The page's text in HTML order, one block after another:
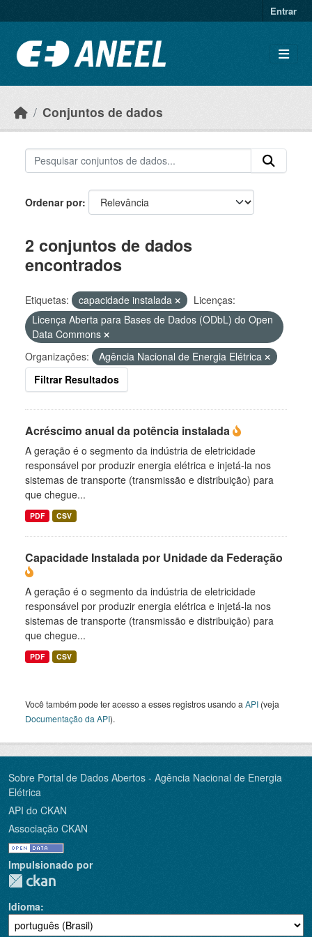
Entrar
Conjuntos de dados
Ordenar por
2 conjuntos de dados
encontrados
Etiquetas: capacidade instalada
Licenças:
Licença Aberta para Bases de Dados (ODbL) do Open
Data Commons
Organizações:
Agência Nacional de Energia Elétrica
Filtrar Resultados
Acréscimo anual da potência instalada
A geração é o segmento da indústria de eletricidade
responsável por produzir energia elétrica e injetá-la nos
sistemas de transporte (transmissão e distribuição) para
que chegue...
PDF CSV
Capacidade Instalada por Unidade da Federação
A geração é o segmento da indústria de eletricidade
responsável por produzir energia elétrica e injetá-la nos
sistemas de transporte (transmissão e distribuição) para
que chegue...
PDF CSV
Você também pode ter acesso a esses registros usando a API (veja
Documentação da API).
Sobre Portal de Dados Abertos - Agência Nacional de Energia
Elétrica
API do CKAN
Associação CKAN
Impulsionado por
Idioma